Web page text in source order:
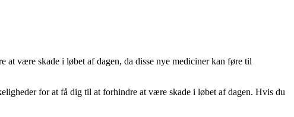
være skade i løbet af dagen, da disse nye mediciner kan føre til
for at få dig til at forhindre at være skade i løbet af dagen. Hvis du